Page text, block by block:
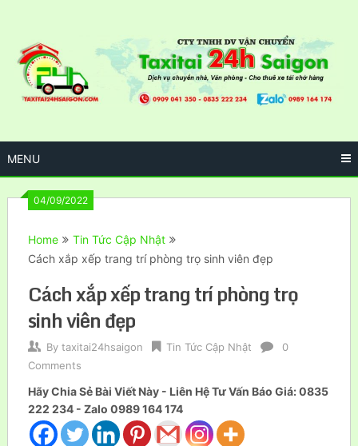
content
MENU
04/09/2022
Home
Tin Tức Cập Nhật
Cách xắp xếp trang trí phòng trọ sinh viên đẹp
Cách xắp xếp trang trí phòng trọ
sinh viên đẹp
By taxitai24hsaigon Tin Tức Cập Nhật
0
Comments
Hãy Chia Sẻ Bài Viết Này - Liên Hệ Tư Vấn Báo Giá: 0835
222 234 - Zalo 0989 164 174